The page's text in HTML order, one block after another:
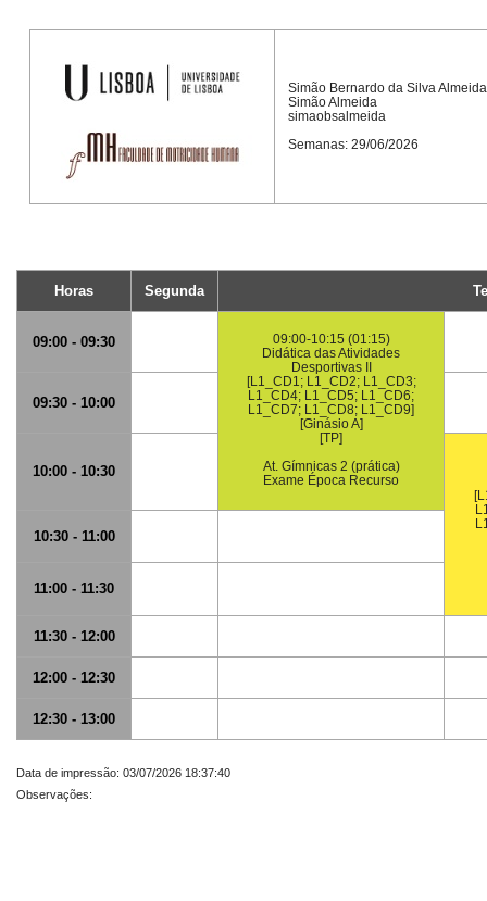
Simão Bernardo da Silva Almeida
Simão Almeida
simaobsalmeida
Semanas: 29/06/2026
Horas Segunda
09:00 - 09:30
09:00-10:15 (01:15)
Didática das Atividades
Desportivas II
[L1_CD1; L1_CD2; L1_CD3;
L1_CD4; L1_CD5; L1_CD6;
L1_CD7; L1_CD8; L1_CD9]
[Ginásio A]
[TP]
At. Gímnicas 2 (prática)
Exame Época Recurso
09:30 - 10:00
10:00 - 10:30
10:30 - 11:00
11:00 - 11:30
11:30 - 12:00
12:00 - 12:30
12:30 - 13:00
Data de impressão: 03/07/2026 18:37:40
Observações: